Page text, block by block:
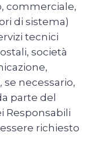
commerciale,
di sistema)
tecnici
società
necessario,
parte del
Responsabili
richiesto